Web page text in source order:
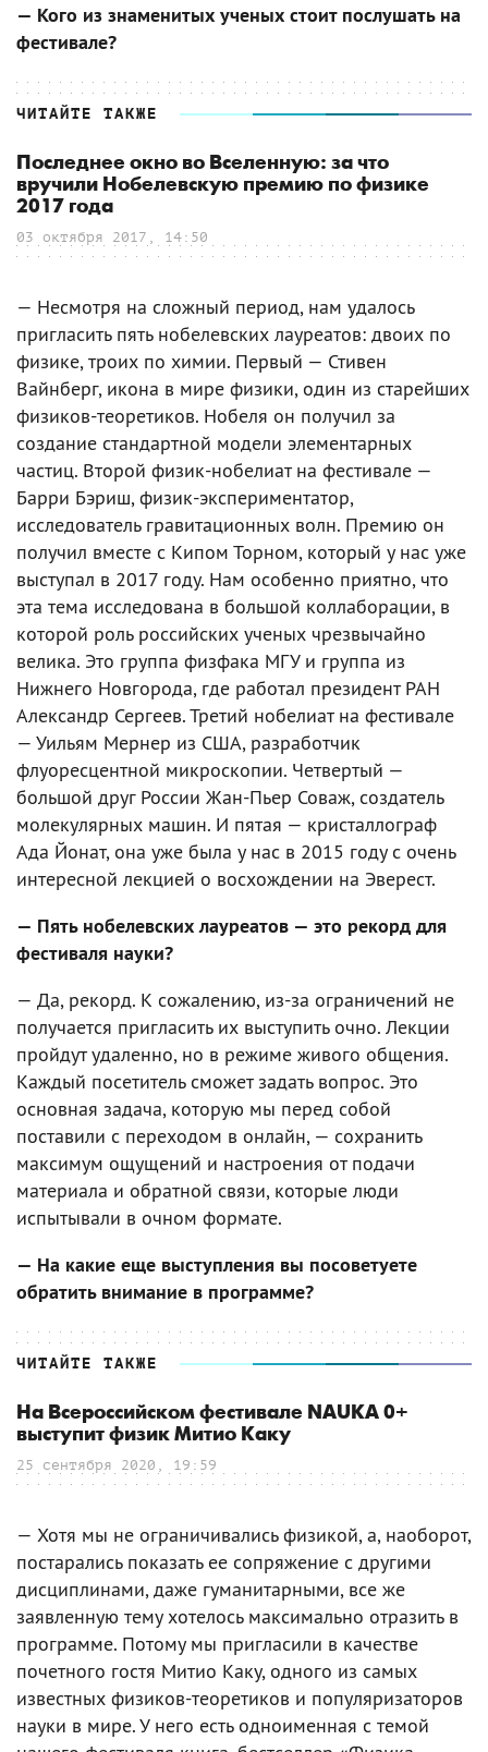
— Кого из знаменитых ученых стоит послушать на
фестивале?
ЧИТАЙТЕ ТАКЖЕ
Последнее окно во Вселенную: за что
вручили Нобелевскую премию по физике
2017 года
03 октября 2017, 14:50
— Несмотря на сложный период, нам удалось
пригласить пять нобелевских лауреатов: двоих по
физике, троих по химии. Первый — Стивен
Вайнберг, икона в мире физики, один из старейших
физиков-теоретиков. Нобеля он получил за
создание стандартной модели элементарных
частиц. Второй физик-нобелиат на фестивале —
Барри Бэриш, физик-экспериментатор,
исследователь гравитационных волн. Премию он
получил вместе с Кипом Торном, который у нас уже
выступал в 2017 году. Нам особенно приятно, что
эта тема исследована в большой коллаборации, в
которой роль российских ученых чрезвычайно
велика. Это группа физфака МГУ и группа из
Нижнего Новгорода, где работал президент РАН
Александр Сергеев. Третий нобелиат на фестивале
— Уильям Мернер из США, разработчик
флуоресцентной микроскопии. Четвертый —
большой друг России Жан-Пьер Соваж, создатель
молекулярных машин. И пятая — кристаллограф
Ада Йонат, она уже была у нас в 2015 году с очень
интересной лекцией о восхождении на Эверест.
— Пять нобелевских лауреатов — это рекорд для
фестиваля науки?
— Да, рекорд. К сожалению, из-за ограничений не
получается пригласить их выступить очно. Лекции
пройдут удаленно, но в режиме живого общения.
Каждый посетитель сможет задать вопрос. Это
основная задача, которую мы перед собой
поставили с переходом в онлайн, — сохранить
максимум ощущений и настроения от подачи
материала и обратной связи, которые люди
испытывали в очном формате.
— На какие еще выступления вы посоветуете
обратить внимание в программе?
ЧИТАЙТЕ ТАКЖЕ
На Всероссийском фестивале NAUKA 0+
выступит физик Митио Каку
25 сентября 2020, 19:59
— Хотя мы не ограничивались физикой, а, наоборот,
постарались показать ее сопряжение с другими
дисциплинами, даже гуманитарными, все же
заявленную тему хотелось максимально отразить в
программе. Потому мы пригласили в качестве
почетного гостя Митио Каку, одного из самых
известных физиков-теоретиков и популяризаторов
науки в мире. У него есть одноименная с темой